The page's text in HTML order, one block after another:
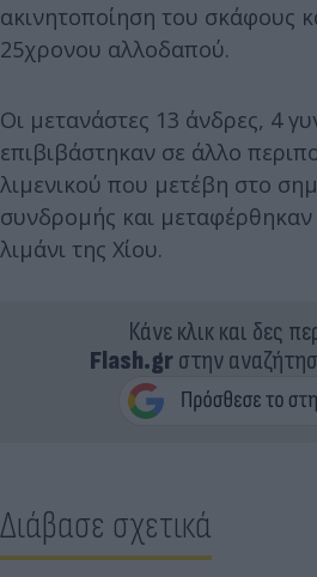
ακινητοποίηση του σκάφους
25χρονου αλλοδαπού.
Οι μετανάστες 13 άνδρες, 4
επιβιβάστηκαν σε άλλο
λιμενικού που μετέβη στο
συνδρομής και
λιμάνι της Χίου.
Κάνε κλικ και δες
Flash.grστην
Διάβασε σχετικά